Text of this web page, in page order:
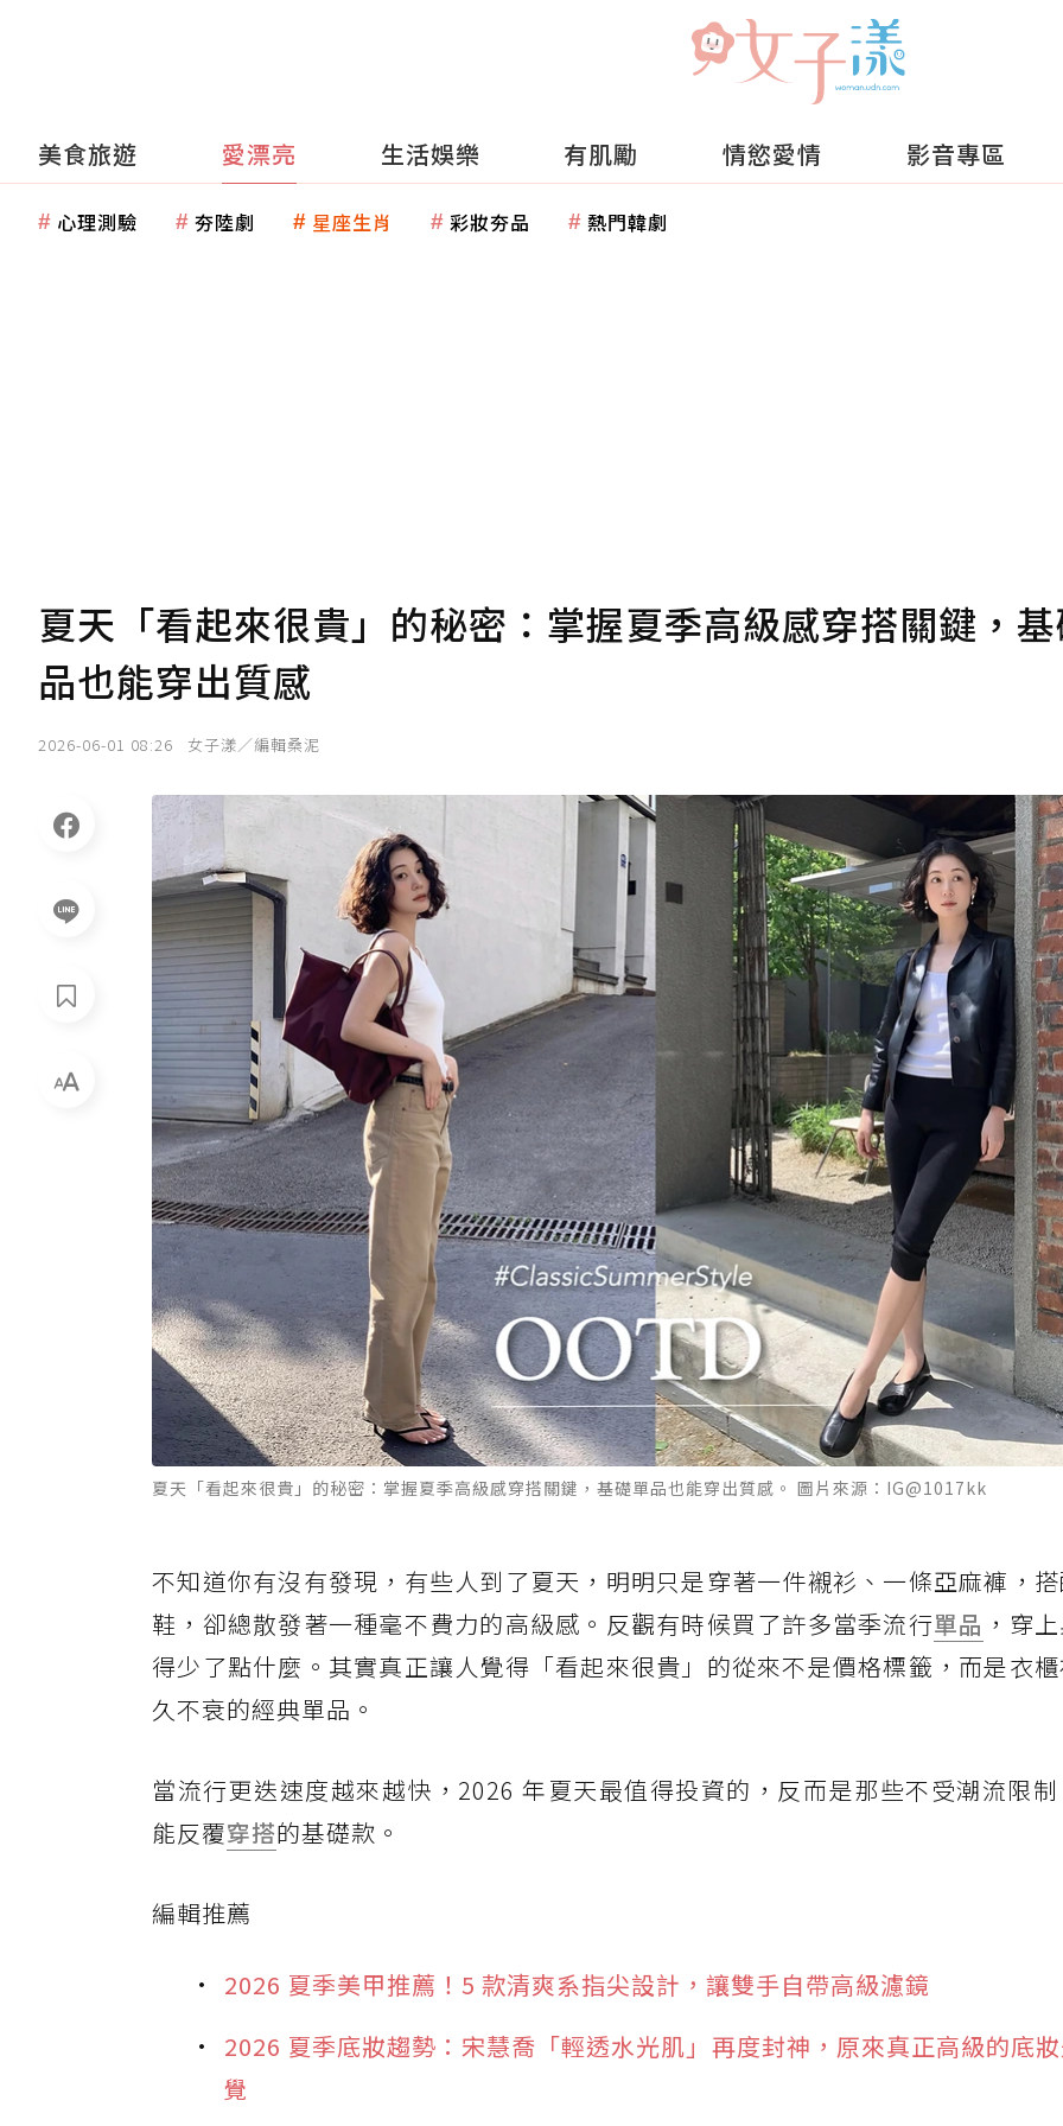
美食旅遊 愛漂亮 生活娛樂 有肌勵 情慾愛情 影音專區
心理測驗 夯陸劇 星座生肖 彩妝夯品 熱門韓劇
夏天「看起來很貴」的秘密：掌握夏季高級感穿搭關鍵，
品也能穿出質感
2026-06-01 08:26 女子漾／編輯桑泥
夏天「看起來很貴」的秘密：掌握夏季高級感穿搭關鍵，基礎單品也能穿出質感。 圖片來源：IG@1017kk
不知道你有沒有發現，有些人到了夏天，明明只是穿著一件襯衫、一條亞麻褲，
鞋，卻總散發著一種毫不費力的高級感。反觀有時候買了許多當季流行單品 ，穿
得少了點什麼。其實真正讓人覺得「看起來很貴」的從來不是價格標籤，而是衣
久不衰的經典單品。
當流行更迭速度越來越快，2026 年夏天最值得投資的，反而是那些不受潮流限
能反覆穿搭的基礎款。
編輯推薦
2026 夏季美甲推薦！5 款清爽系指尖設計，讓雙手自帶高級濾鏡
2026 夏季底妝趨勢：宋慧喬「輕透水光肌」再度封神，原來真正高級的底
覺